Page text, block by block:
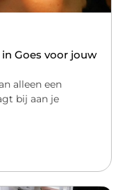
Goes voor jouw
alleen een
bij aan je